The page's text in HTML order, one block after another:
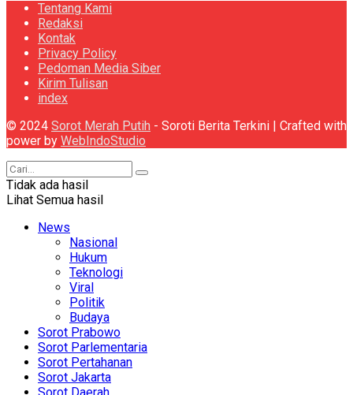
Tentang Kami
Redaksi
Kontak
Privacy Policy
Pedoman Media Siber
Kirim Tulisan
index
© 2024 Sorot Merah Putih - Soroti Berita Terkini | Crafted with
power by WebIndoStudio
Tidak ada hasil
Lihat Semua hasil
News
Nasional
Hukum
Teknologi
Viral
Politik
Budaya
Sorot Prabowo
Sorot Parlementaria
Sorot Pertahanan
Sorot Jakarta